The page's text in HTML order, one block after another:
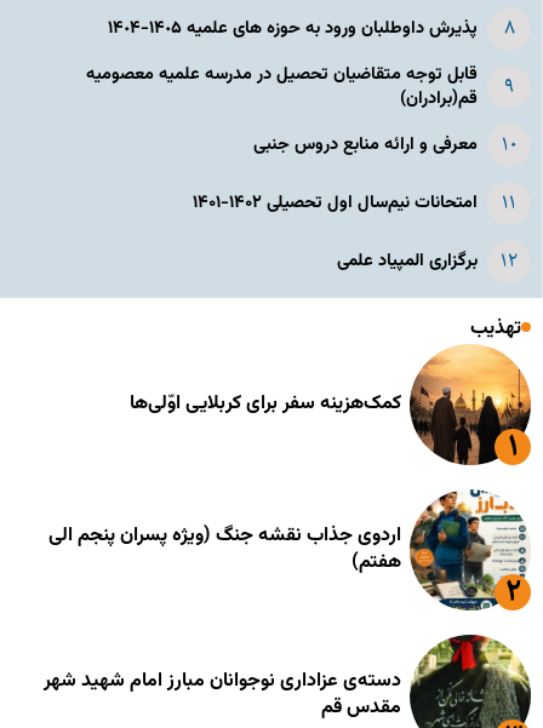
پذیرش داوطلبان ورود به حوزه های علمیه ١۴٠۵-١۴٠۴
قابل توجه متقاضیان تحصیل در مدرسه علمیه معصومیه
قم(برادران)
معرفی و ارائه منابع دروس جنبی
امتحانات نیم‌سال اول تحصیلی ۱۴۰۲-۱۴۰۱
برگزاری المپیاد علمی
تهذیب
کمک‌هزینه سفر برای کربلایی اوّلی‌ها
اردوی جذاب نقشه جنگ (ویژه پسران پنجم الی
هفتم)
دسته‌ی عزاداری نوجوانان مبارز امام شهید شهر
مقدس قم